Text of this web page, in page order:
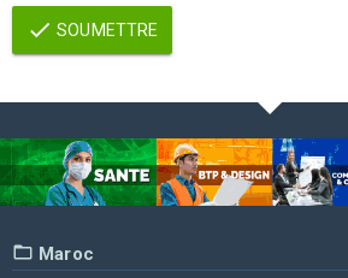
SOUMETTRE
Maroc